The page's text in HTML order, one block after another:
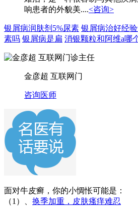
响患者的外貌美....<咨询>
银屑病润肤剂5%尿素 银屑病治好经
素吗 银屑病是扁 消银颗粒和阿维a哪
金彦超 互联网门
咨询医师
面对牛皮癣，你的小惆怅可能是：
（1）、 换季加重，皮肤瘙痒难忍